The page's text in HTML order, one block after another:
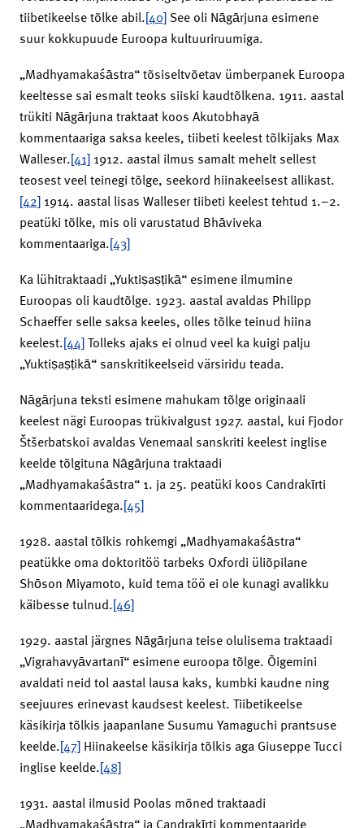
tiibetikeelse tõlke abil.[40] See oli Nāgārjuna esimene
suur kokkupuude Euroopa kultuuriruumiga.
„Madhyamakaśāstra“ tõsiseltvõetav ümberpanek Euroopa
keeltesse sai esmalt teoks siiski kaudtõlkena. 1911. aastal
trükiti Nāgārjuna traktaat koos Akutobhayā
kommentaariga saksa keeles, tiibeti keelest tõlkijaks Max
Walleser.[41] 1912. aastal ilmus samalt mehelt sellest
teosest veel teinegi tõlge, seekord hiinakeelsest allikast.
[42] 1914. aastal lisas Walleser tiibeti keelest tehtud 1.–2.
peatüki tõlke, mis oli varustatud Bhāviveka
kommentaariga.[43]
Ka lühitraktaadi „Yuktiṣaṣṭikā“ esimene ilmumine
Euroopas oli kaudtõlge. 1923. aastal avaldas Philipp
Schaeffer selle saksa keeles, olles tõlke teinud hiina
keelest.[44]Tolleks ajaks ei olnud veel ka kuigi palju
„Yuktiṣaṣṭikā“ sanskritikeelseid värsiridu teada.
Nāgārjuna teksti esimene mahukam tõlge originaali
keelest nägi Euroopas trükivalgust 1927. aastal, kui Fjodor
Štšerbatskoi avaldas Venemaal sanskriti keelest inglise
keelde tõlgituna Nāgārjuna traktaadi
„Madhyamakaśāstra“ 1. ja 25. peatüki koos Candrakīrti
kommentaaridega.[45]
1928. aastal tõlkis rohkemgi „Madhyamakaśāstra“
peatükke oma doktoritöö tarbeks Oxfordi üliõpilane
Shōson Miyamoto, kuid tema töö ei ole kunagi avalikku
käibesse tulnud.[46]
1929. aastal järgnes Nāgārjuna teise olulisema traktaadi
„Vigrahavyāvartanī“ esimene euroopa tõlge. Õigemini
avaldati neid tol aastal lausa kaks, kumbki kaudne ning
seejuures erinevast kaudsest keelest. Tiibetikeelse
käsikirja tõlkis jaapanlane Susumu Yamaguchi prantsuse
keelde.[47] Hiinakeelse käsikirja tõlkis aga Giuseppe Tucci
inglise keelde.[48]
1931. aastal ilmusid Poolas mõned traktaadi
„Madhyamakaśāstra“ ja Candrakīrti kommen­taaride